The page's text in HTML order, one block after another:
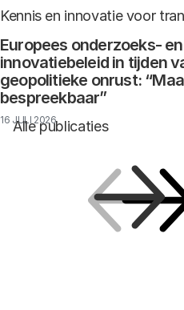
Alle publicaties
Europees onderzoeks- en
innovatiebeleid in tijden
geopolitieke onrust:
bespreekbaar”
Kennis en innovatie voor
16 JULI 2026